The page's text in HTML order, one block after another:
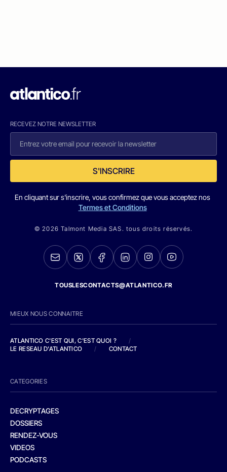
RECEVEZ NOTRE NEWSLETTER
S'INSCRIRE
En cliquant sur s'inscrire, vous confirmez que vous acceptez nos
Termes et Conditions
© 2026 Talmont Media SAS. tous droits réservés.
TOUSLESCONTACTS@ATLANTICO.FR
MIEUX NOUS CONNAITRE
ATLANTICO C'EST QUI, C'EST QUOI ?
/
LE RESEAU D'ATLANTICO
/ CONTACT
CATEGORIES
DECRYPTAGES
DOSSIERS
RENDEZ-VOUS
VIDEOS
PODCASTS